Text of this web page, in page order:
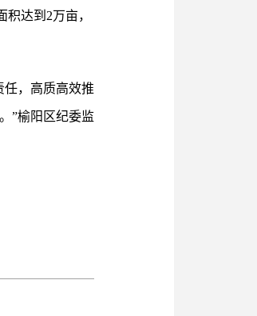
达到2万亩，
任，高质高效推
”榆阳区纪委监